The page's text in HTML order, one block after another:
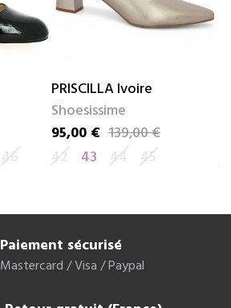
46
PRISCILLA Ivoire
Shoesissime
Prix
95,00 €
Prix de base139,00 €
42
43 44 45
Paiement sécurisé
Mastercard / Visa / Paypal